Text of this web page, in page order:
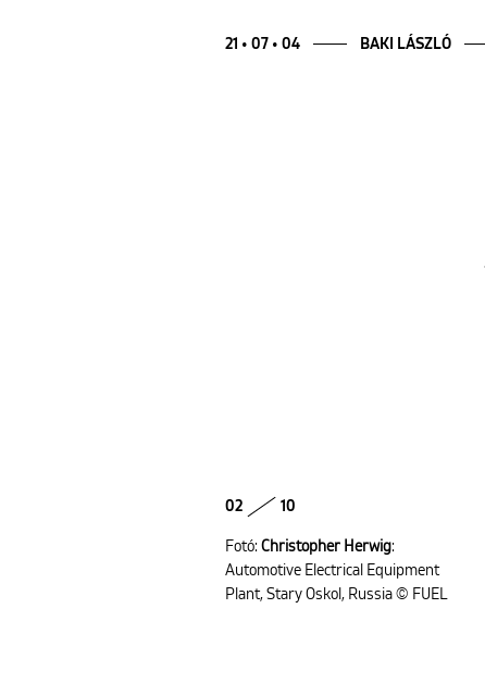
21 • 07 • 04 BAKI LÁSZLÓ
02 10
Fotó: Christopher Herwig:
Automotive Electrical Equipment
Plant, Stary Oskol, Russia © FUEL